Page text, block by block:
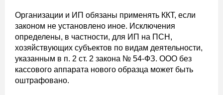
Организации и ИП обязаны применять ККТ, если
законом не установлено иное. Исключения
определены, в частности, для ИП на ПСН,
хозяйствующих субъектов по видам деятельности,
указанным в п. 2 ст. 2 закона № 54-ФЗ. ООО без
кассового аппарата нового образца может быть
оштрафовано.